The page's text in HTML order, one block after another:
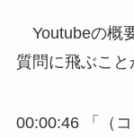
Youtubeの概
質問に飛ぶこと
00:00:46 「（